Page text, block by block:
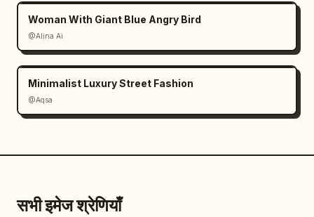
Woman With Giant Blue Angry Bird
@Alina Ai
Minimalist Luxury Street Fashion
@Aqsa
सभी इमेज श्रेणियाँ